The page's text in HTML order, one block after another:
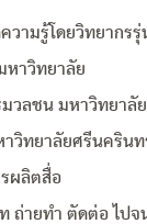
ความรู้โดยวิทยาก
หาวิทยาลัย
วลชน มหาวิทยาลั
วิทยาลัยศรีนครินท
รผลิตสื่อ
ถ่ายทำ ตัดต่อ ไปจ